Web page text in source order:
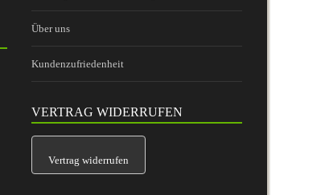
Über uns
Kundenzufriedenheit
VERTRAG WIDERRUFEN
Vertrag widerrufen